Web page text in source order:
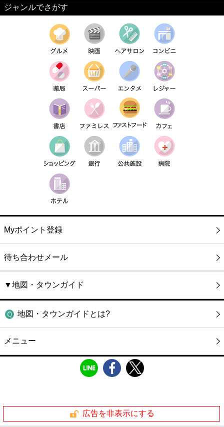
ジャンルでさがす
Myポイント登録
待ち合わせメール
▼地図・タウンガイド
地図・タウンガイドとは?
メニュー
広告を非表示にする